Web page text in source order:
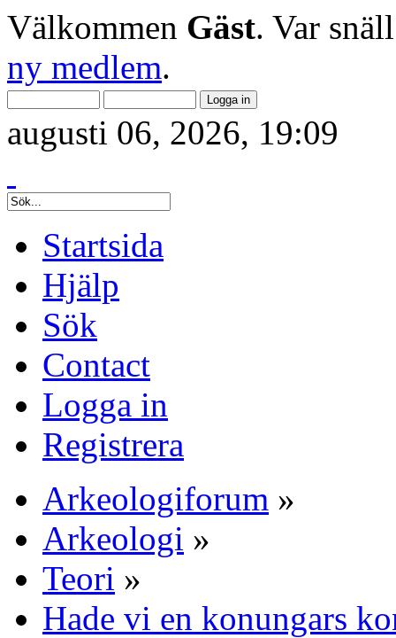
Välkommen Gäst. Var
ny medlem.
augusti 06, 2026, 19:09
Startsida
Hjälp
Sök
Contact
Logga in
Registrera
Arkeologiforum »
Arkeologi »
Teori »
Hade vi en konungars